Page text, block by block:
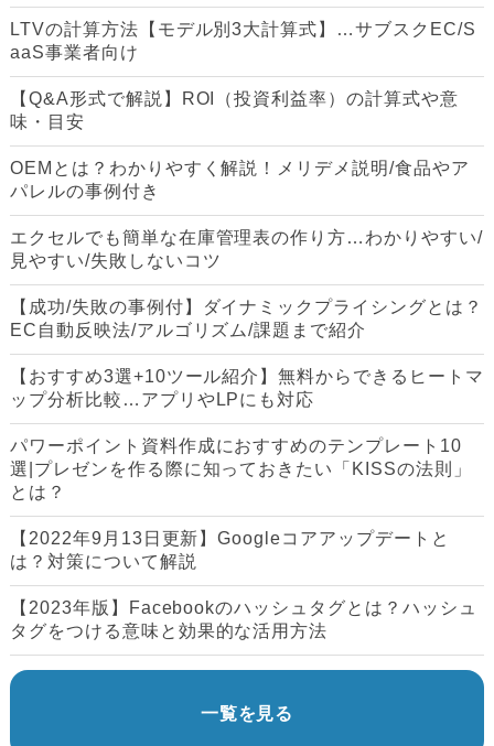
LTVの計算方法【モデル別3大計算式】…サブスクEC/S
aaS事業者向け
【Q&A形式で解説】ROI（投資利益率）の計算式や意
味・目安
OEMとは？わかりやすく解説！メリデメ説明/食品やア
パレルの事例付き
エクセルでも簡単な在庫管理表の作り方…わかりやすい/
見やすい/失敗しないコツ
【成功/失敗の事例付】ダイナミックプライシングとは？
EC自動反映法/アルゴリズム/課題まで紹介
【おすすめ3選+10ツール紹介】無料からできるヒートマ
ップ分析比較…アプリやLPにも対応
パワーポイント資料作成におすすめのテンプレート10
選|プレゼンを作る際に知っておきたい「KISSの法則」
とは？
【2022年9月13日更新】Googleコアアップデートと
は？対策について解説
【2023年版】Facebookのハッシュタグとは？ハッシュ
タグをつける意味と効果的な活用方法
一覧を見る